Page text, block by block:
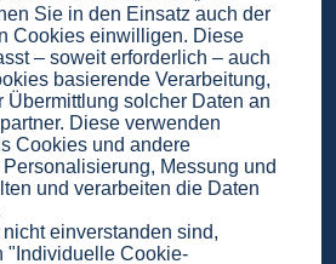
Sie in den Einsatz auch der
Cookies einwilligen. Diese
– soweit erforderlich – auch
basierende Verarbeitung,
solcher Daten an
Diese verwenden
Cookies und andere
Messung und
und verarbeiten die Daten
einverstanden sind,
"Individuelle Cookie-